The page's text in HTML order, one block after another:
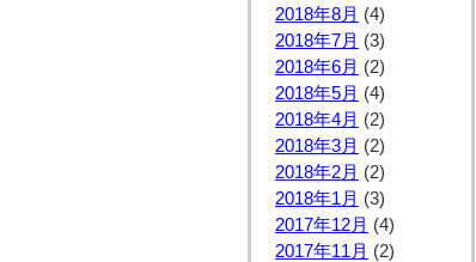
2018年8月 (4)
2018年7月 (3)
2018年6月 (2)
2018年5月 (4)
2018年4月 (2)
2018年3月 (2)
2018年2月 (2)
2018年1月 (3)
2017年12月 (4)
2017年11月 (2)